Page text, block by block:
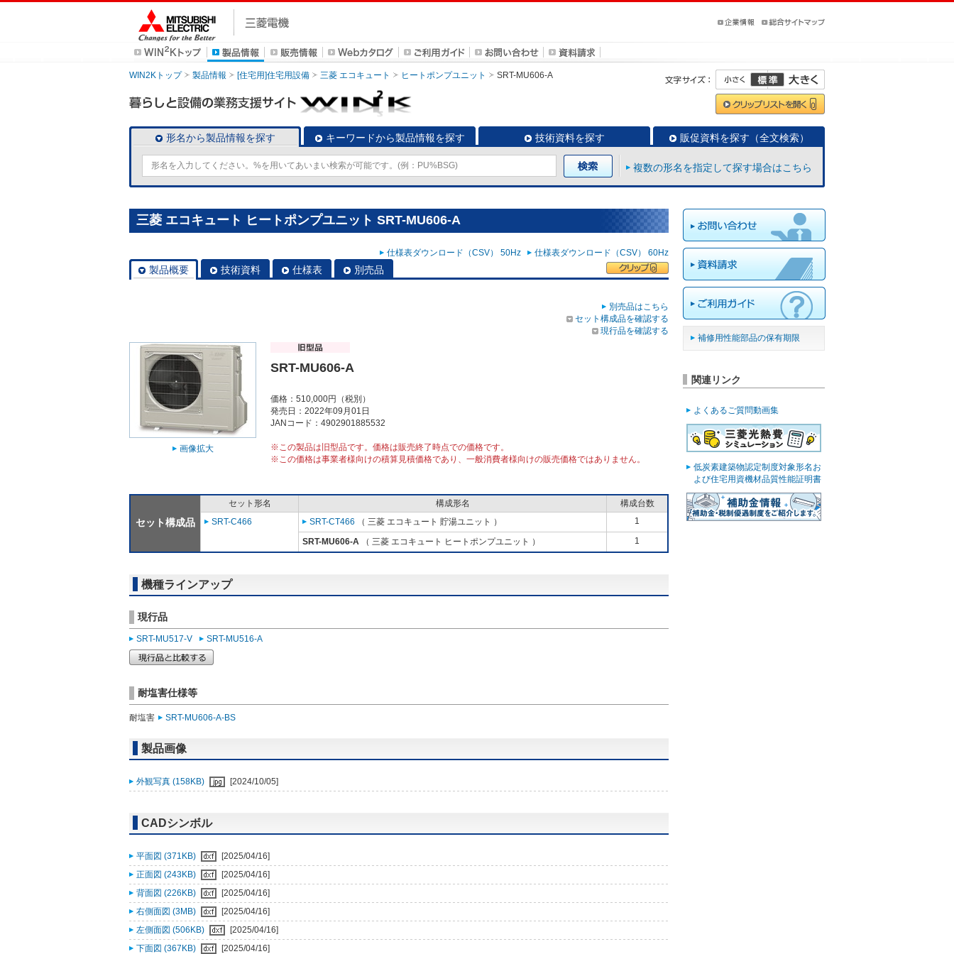
WIN2Kトップ 製品情報 [住宅用]住宅用設備 三菱 エコキュート ヒートポンプユニット SRT-MU606-A
形名から製品情報を探す キーワードから製品情報を探す 技術資料を探す 販促資料を探す（全文検索）
複数の形名を指定して探す場合はこちら
三菱 エコキュート ヒートポンプユニット SRT-MU606-A
仕様表ダウンロード（CSV） 50Hz 仕様表ダウンロード（CSV） 60Hz
製品概要 技術資料 仕様表 別売品
別売品はこちら
セット構成品を確認する
現行品を確認する
画像拡大
SRT-MU606-A
価格：510,000円（税別）
発売日：2022年09月01日
JANコード：4902901885532
※この製品は旧型品です。価格は販売終了時点での価格です。
※この価格は事業者様向けの積算見積価格であり、一般消費者様向けの販売価格ではありません。
セット構成品
セット形名 構成形名
構成台数
SRT-C466
SRT-CT466 （ 三菱 エコキュート 貯湯ユニット ） 1
SRT-MU606-A （ 三菱 エコキュート ヒートポンプユニット ） 1
機種ラインアップ
現行品
SRT-MU517-V SRT-MU516-A
耐塩害仕様等
耐塩害 SRT-MU606-A-BS
製品画像
外観写真 (158KB) [2024/10/05]
CADシンボル
平面図 (371KB)
[2025/04/16]
正面図 (243KB)
[2025/04/16]
背面図 (226KB)
[2025/04/16]
右側面図 (3MB)
[2025/04/16]
左側面図 (506KB)
[2025/04/16]
下面図 (367KB)
[2025/04/16]
補修用性能部品の保有期限
関連リンク
よくあるご質問動画集
低炭素建築物認定制度対象形名お
よび住宅用資機材品質性能証明書